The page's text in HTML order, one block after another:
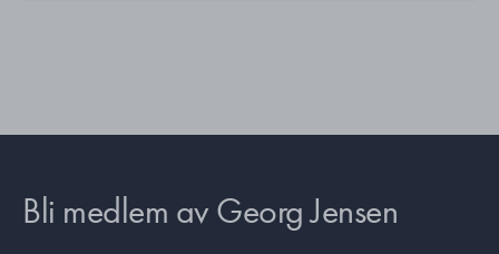
Bli medlem av Georg Jensen